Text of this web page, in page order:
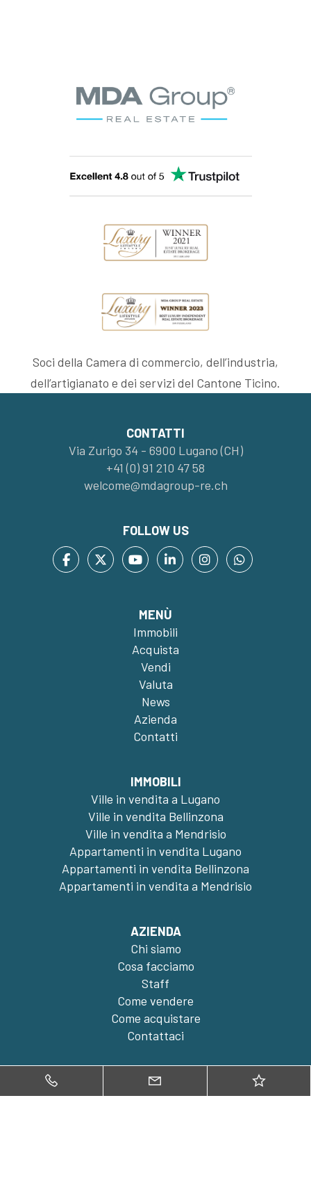
Soci della Camera di commercio, dell’industria,
dell’artigianato e dei servizi del Cantone Ticino.
CONTATTI
Via Zurigo 34 - 6900 Lugano (CH)
+41 (0) 91 210 47 58
welcome@mdagroup-re.ch
FOLLOW US
MENÙ
Immobili
Acquista
Vendi
Valuta
News
Azienda
Contatti
IMMOBILI
Ville in vendita a Lugano
Ville in vendita Bellinzona
Ville in vendita a Mendrisio
Appartamenti in vendita Lugano
Appartamenti in vendita Bellinzona
Appartamenti in vendita a Mendrisio
AZIENDA
Chi siamo
Cosa facciamo
Staff
Come vendere
Come acquistare
Contattaci
SERVIZI
Servizi